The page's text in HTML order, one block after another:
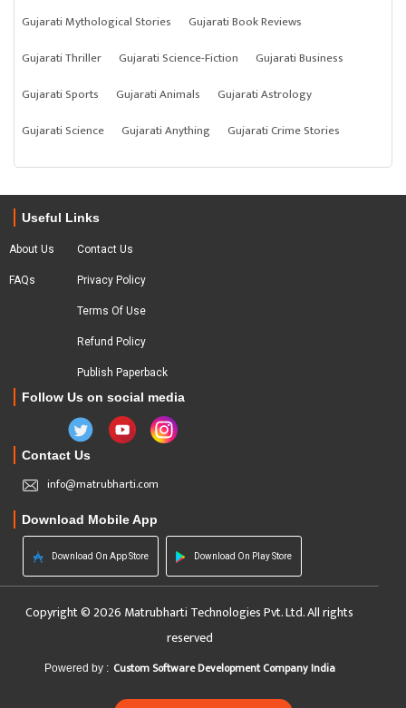
Gujarati Mythological Stories
Gujarati Book Reviews
Gujarati Thriller
Gujarati Science-Fiction
Gujarati Business
Gujarati Sports
Gujarati Animals
Gujarati Astrology
Gujarati Science
Gujarati Anything Gujarati Crime Stories
Useful Links
About Us
FAQs
Contact Us
Privacy Policy
Terms Of Use
Refund Policy
Publish Paperback
Follow Us on social media
Contact Us
info@matrubharti.com
Download Mobile App
Download On App Store Download On Play Store
Copyright © 2026 Matrubharti Technologies Pvt. Ltd. All rights
reserved
Powered by : Custom Software Development Company India